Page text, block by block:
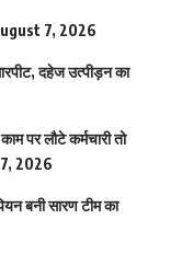
7, 2026
दहेज उत्पीड़न का
पर लौटे कर्मचारी तो
2026
बनी सारण टीम का